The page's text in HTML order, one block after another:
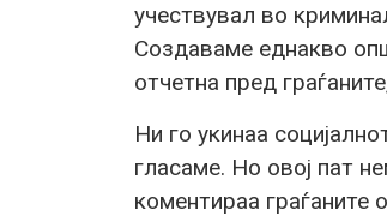
учествувал во
Создаваме еднакво
отчетна пред
Ни го укинаа
гласаме. Но овој пат
коментираа